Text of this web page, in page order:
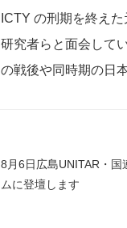
ICTY の刑期を終え
研究者らと面会して
の戦後や同時期の日
8月6日広島UNITAR・国
ムに登壇します